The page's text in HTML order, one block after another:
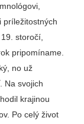
príležitostných
storočí,
pripomíname.
no už
Na svojich
krajinou
Po celý život